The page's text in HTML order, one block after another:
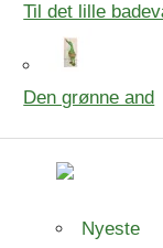
Til det lille
Den grønne and
Nyeste